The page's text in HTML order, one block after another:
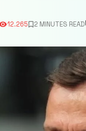
12.265 2 MINUTES READ